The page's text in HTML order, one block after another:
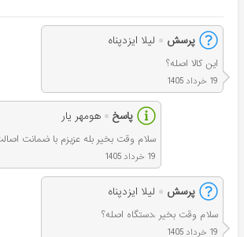
پرسش لیلا ایزدپناه
این کالا اصله؟
19 خرداد 1405
پاسخ هومهر یار
سلام وقت بخیر بله عزیزم با ضمانت
19 خرداد 1405
پرسش لیلا ایزدپناه
سلام وقت بخیر ،دستگاه اصله؟
19 خرداد 1405